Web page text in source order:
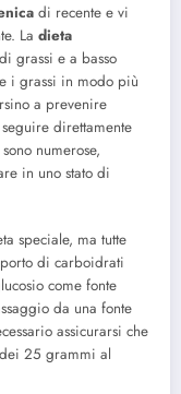
di recente e vi
La dieta
grassi e a basso
i grassi in modo più
a prevenire
direttamente
numerose,
in uno stato di
speciale, ma tutte
di carboidrati
come fonte
da una fonte
assicurarsi che
25 grammi al